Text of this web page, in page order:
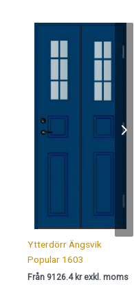
Ytterdörr Ängsvik
Popular 1603
Från 9126.4 kr exkl. moms